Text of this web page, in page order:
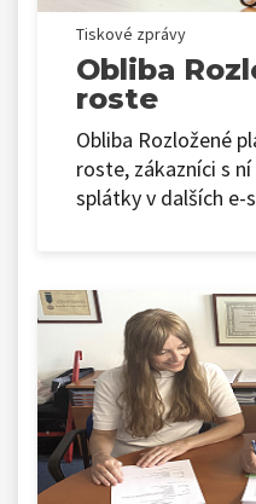
Tiskové zprávy
Obliba
roste
Obliba Rozložené
roste, zákazníci s
splátky v dalších e-